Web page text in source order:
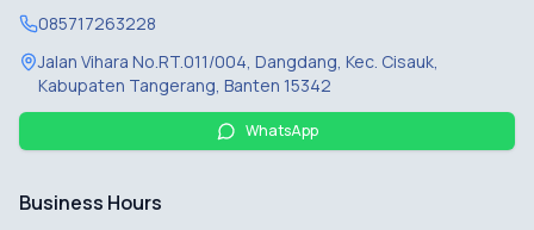
085717263228
Jalan Vihara No.RT.011/004, Dangdang, Kec. Cisauk,
Kabupaten Tangerang, Banten 15342
WhatsApp
Business Hours